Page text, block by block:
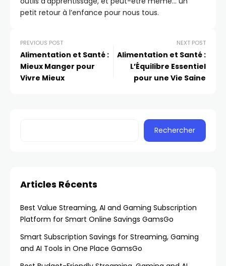
petit retour à l’enfance pour nous tous.
PREVIOUS POST
Alimentation et Santé :
Mieux Manger pour
Vivre Mieux
NEXT POST
Alimentation et Santé :
L’Équilibre Essentiel
pour une Vie Saine
Rechercher
Articles Récents
Best Value Streaming, AI and Gaming Subscription
Platform for Smart Online Savings GamsGo
Smart Subscription Savings for Streaming, Gaming
and AI Tools in One Place GamsGo